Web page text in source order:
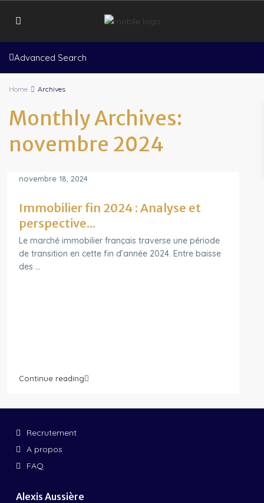
Advanced Search
Home Archives
Monthly Archives:
novembre 2024
Immobilier fin 2024 : Analyse et
perspective...
novembre 18, 2024
Le marché immobilier français traverse une période
de transition en cette fin d’année 2024. Entre baisse
des ...
Continue reading
Recrutement
A propos
FAQ
Alexis Aussière